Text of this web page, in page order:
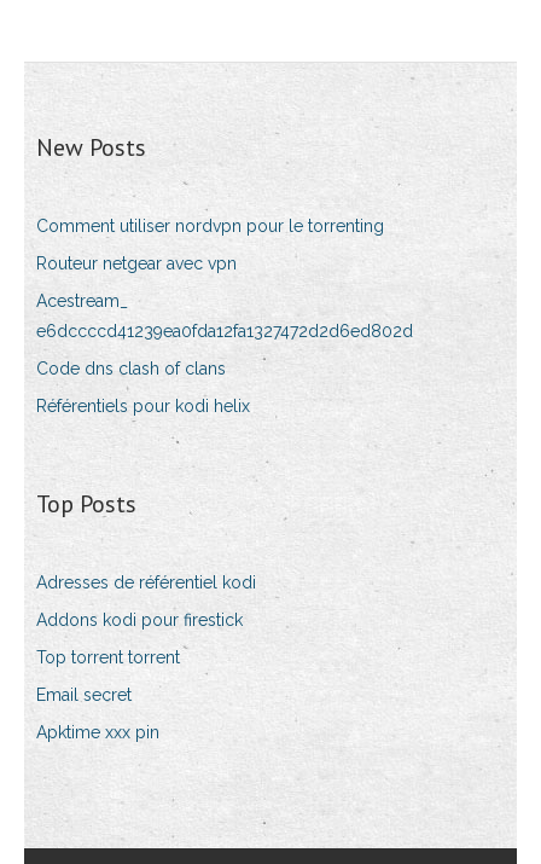
New Posts
Comment utiliser nordvpn pour le torrenting
Routeur netgear avec vpn
Acestream_
e6dccccd41239ea0fda12fa1327472d2d6ed802d
Code dns clash of clans
Référentiels pour kodi helix
Top Posts
Adresses de référentiel kodi
Addons kodi pour firestick
Top torrent torrent
Email secret
Apktime xxx pin